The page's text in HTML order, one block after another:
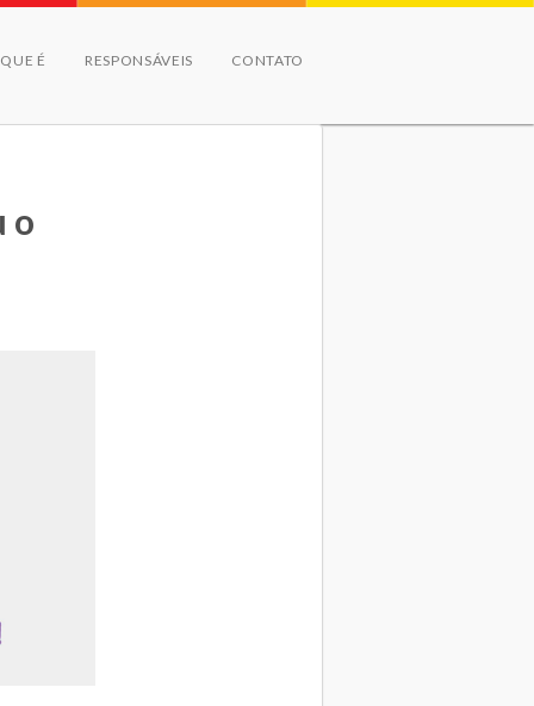
É RESPONSÁVEIS CONTATO
o